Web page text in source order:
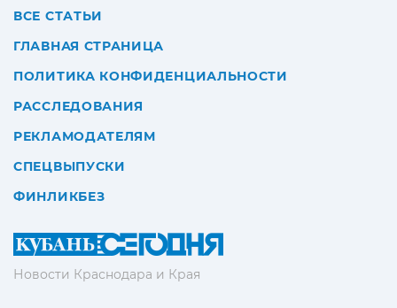
Новости Краснодара и Края
ВСЕ СТАТЬИ
ГЛАВНАЯ СТРАНИЦА
ПОЛИТИКА КОНФИДЕНЦИАЛЬНОСТИ
РАССЛЕДОВАНИЯ
РЕКЛАМОДАТЕЛЯМ
СПЕЦВЫПУСКИ
ФИНЛИКБЕЗ